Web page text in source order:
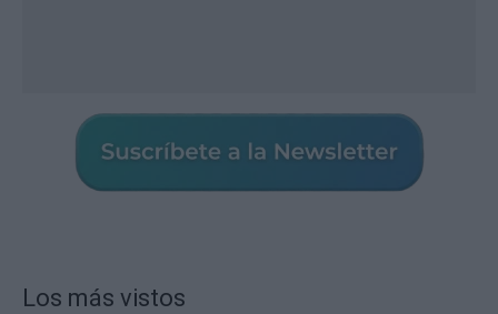
Los más vistos